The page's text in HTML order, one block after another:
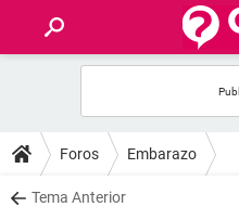
FOROS
SALUD
Foros Embarazo
Tema Anterior